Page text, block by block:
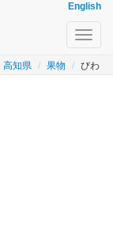
English
高知県 果物 びわ